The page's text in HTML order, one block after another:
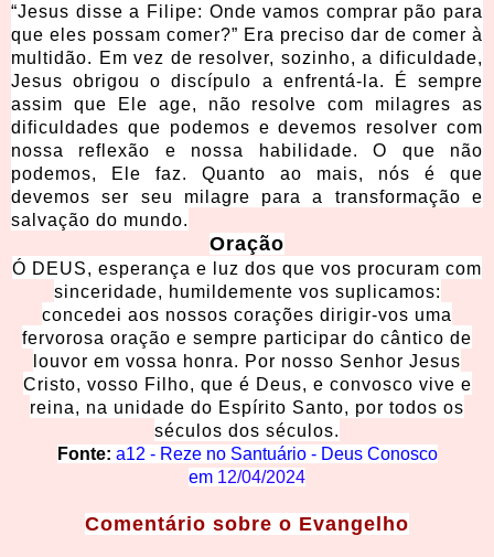
“Jesus disse a Filipe: Onde vamos comprar pão para
que eles possam comer?” Era preciso dar de comer à
multidão. Em vez de resolver, sozinho, a dificuldade,
Jesus obrigou o discípulo a enfrentá-la. É sempre
assim que Ele age, não resolve com milagres as
dificuldades que podemos e devemos resolver com
nossa reflexão e nossa habilidade. O que não
podemos, Ele faz. Quanto ao mais, nós é que
devemos ser seu milagre para a transformação e
salvação do mundo.
Oração
Ó DEUS, esperança e luz dos que vos procuram com
sinceridade, humildemente vos suplicamos:
concedei aos nossos corações dirigir-vos uma
fervorosa oração e sempre participar do cântico de
louvor em vossa honra. Por nosso Senhor Jesus
Cristo, vosso Filho, que é Deus, e convosco vive e
reina, na unidade do Espírito Santo, por todos os
séculos dos séculos.
Fonte: a12 - Reze no Santuário - Deus Conosco
em 12/04/2024
Comentário sobre o Evangelho